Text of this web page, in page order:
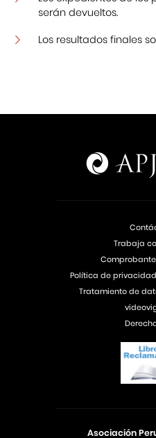
serán devueltos.
Los resultados finales
Asociación
Trabaja
Política de
Tratamiento de